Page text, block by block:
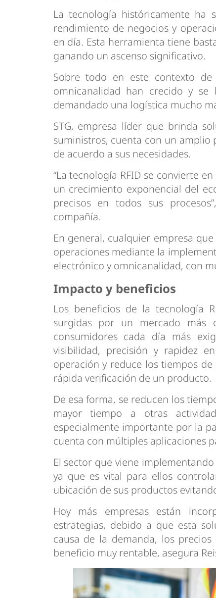
La tecnología históricamente
rendimiento de negocios y
en día. Esta herramienta tiene
ganando un ascenso significativo.
Sobre todo en este contexto
omnicanalidad han crecido y
demandado una logística mucho
STG, empresa líder que brinda
suministros, cuenta con un amplio
de acuerdo a sus necesidades.
“La tecnología RFID se convierte
un crecimiento exponencial del
precisos en todos sus
compañía.
En general, cualquier empresa
operaciones mediante la
electrónico y omnicanalidad, con
Impacto y beneficios
Los beneficios de la tecnología
surgidas por un mercado más
consumidores cada día más
visibilidad, precisión y rapidez
operación y reduce los tiempos
rápida verificación de un producto.
De esa forma, se reducen los
mayor tiempo a otras
especialmente importante por la
cuenta con múltiples aplicaciones
El sector que viene
ya que es vital para ellos
ubicación de sus productos
Hoy más empresas están
estrategias, debido a que esta
causa de la demanda, los
beneficio muy rentable, asegura